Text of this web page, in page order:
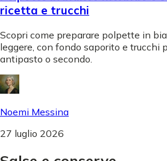
ricetta e trucchi
Scopri come preparare polpette in
leggere, con fondo saporito e trucchi
antipasto o secondo.
Noemi Messina
27 luglio 2026